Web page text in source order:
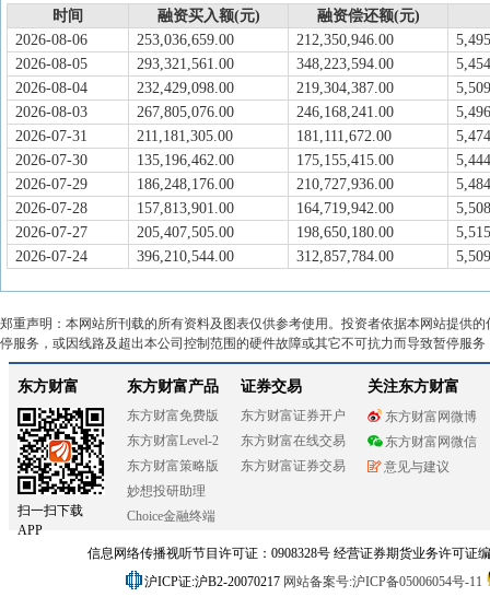
时间 融资买入额(元)
融资偿还额(元)
2026-08-06
253,036,659.00 212,350,946.00
2026-08-05
293,321,561.00 348,223,594.00
2026-08-04
232,429,098.00 219,304,387.00
2026-08-03
267,805,076.00 246,168,241.00
2026-07-31
211,181,305.00 181,111,672.00
2026-07-30
135,196,462.00 175,155,415.00
2026-07-29
186,248,176.00 210,727,936.00
2026-07-28
157,813,901.00 164,719,942.00
2026-07-27
205,407,505.00 198,650,180.00
2026-07-24
396,210,544.00 312,857,784.00
郑重声明：本网站所刊载的所有资料及图表仅供参考使用。投资者依据本网站提供
停服务，或因线路及超出本公司控制范围的硬件故障或其它不可抗力而导致暂停服